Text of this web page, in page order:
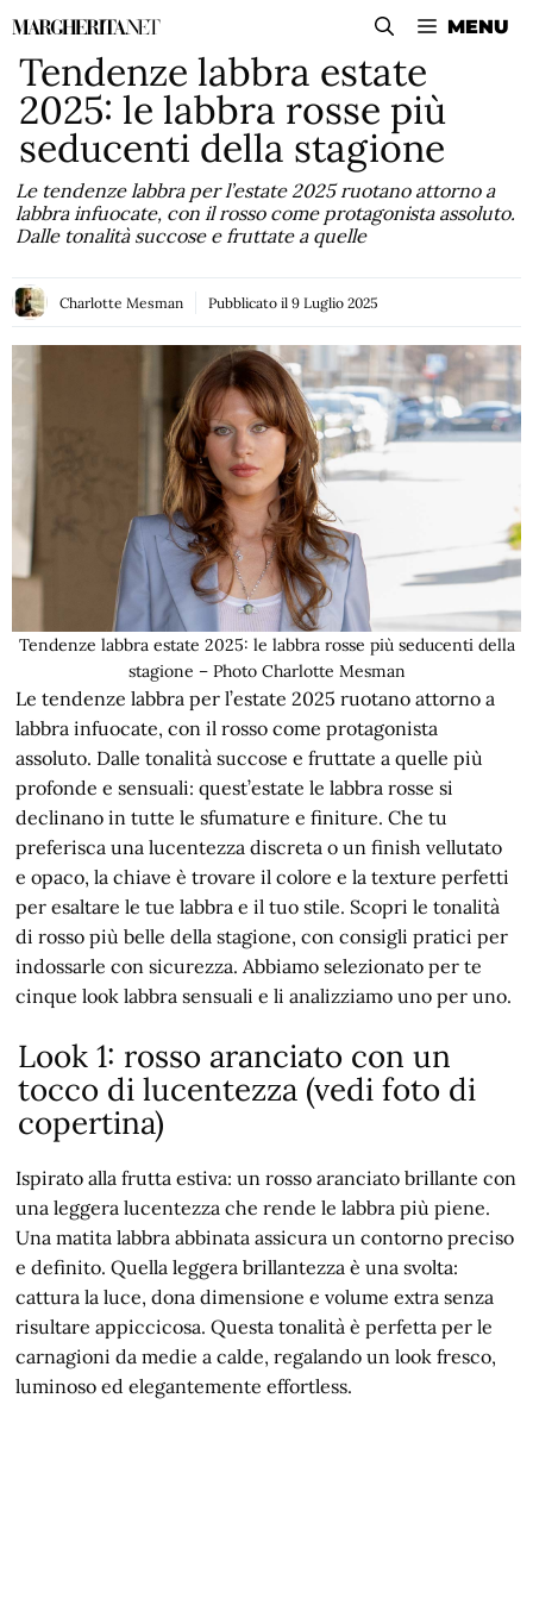
Vai
contenuto
MENU
Tendenze labbra estate
2025: le labbra rosse più
seducenti della stagione
Le tendenze labbra per l’estate 2025 ruotano attorno a
labbra infuocate, con il rosso come protagonista assoluto.
Dalle tonalità succose e fruttate a quelle
Charlotte Mesman Pubblicato il 9 Luglio 2025
Tendenze labbra estate 2025: le labbra rosse più seducenti della
stagione – Photo Charlotte Mesman
Le tendenze labbra per l’estate 2025 ruotano attorno a
labbra infuocate, con il rosso come protagonista
assoluto. Dalle tonalità succose e fruttate a quelle più
profonde e sensuali: quest’estate le labbra rosse si
declinano in tutte le sfumature e finiture. Che tu
preferisca una lucentezza discreta o un finish vellutato
e opaco, la chiave è trovare il colore e la texture perfetti
per esaltare le tue labbra e il tuo stile. Scopri le tonalità
di rosso più belle della stagione, con consigli pratici per
indossarle con sicurezza. Abbiamo selezionato per te
cinque look labbra sensuali e li analizziamo uno per uno.
Look 1: rosso aranciato con un
tocco di lucentezza (vedi foto di
copertina)
Ispirato alla frutta estiva: un rosso aranciato brillante con
una leggera lucentezza che rende le labbra più piene.
Una matita labbra abbinata assicura un contorno preciso
e definito. Quella leggera brillantezza è una svolta:
cattura la luce, dona dimensione e volume extra senza
risultare appiccicosa. Questa tonalità è perfetta per le
carnagioni da medie a calde, regalando un look fresco,
luminoso ed elegantemente effortless.